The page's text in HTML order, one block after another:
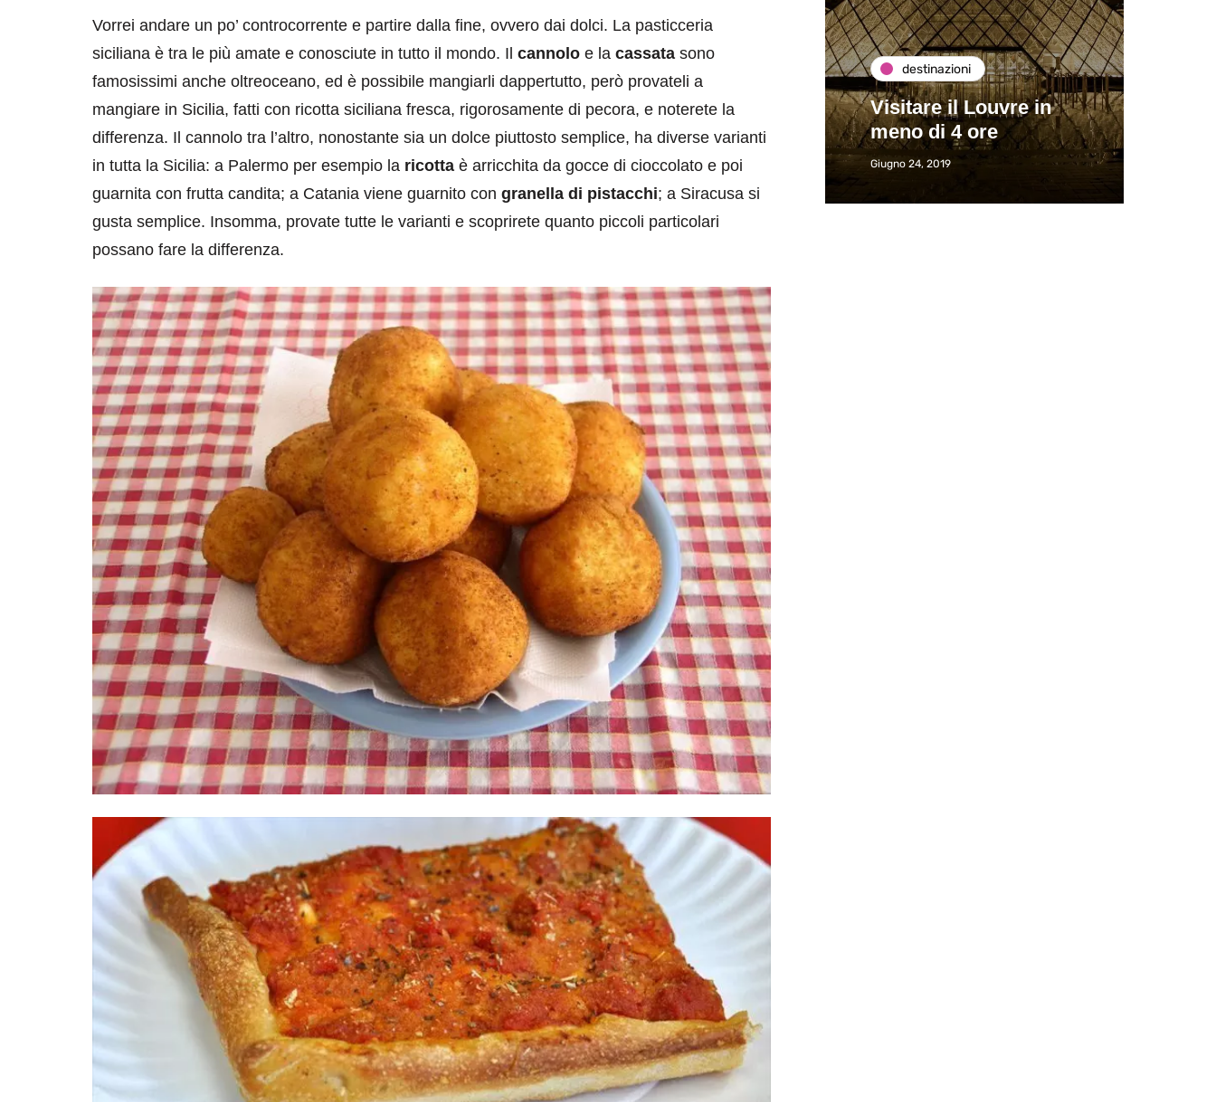
Vorrei andare un po’ controcorrente e partire dalla fine, ovvero dai dolci. La pasticceria
siciliana è tra le più amate e conosciute in tutto il mondo. Il cannolo e la cassata sono
famosissimi anche oltreoceano, ed è possibile mangiarli dappertutto, però provateli a
mangiare in Sicilia, fatti con ricotta siciliana fresca, rigorosamente di pecora, e noterete la
differenza. Il cannolo tra l’altro, nonostante sia un dolce piuttosto semplice, ha diverse varianti
in tutta la Sicilia: a Palermo per esempio la ricotta è arricchita da gocce di cioccolato e poi
guarnita con frutta candita; a Catania viene guarnito con granella di pistacchi; a Siracusa si
gusta semplice. Insomma, provate tutte le varianti e scoprirete quanto piccoli particolari
possano fare la differenza.
il Louvre in
di 4 ore
Paros e la Grecia di
Immaturi il Viaggio
Giugno 26, 2013
Eventi di aprile 2026 a
Rimini e dintorni
Marzo 31, 2026
destinazioni
Visitare il Louvre in
meno di 4 ore
Giugno 24, 2019